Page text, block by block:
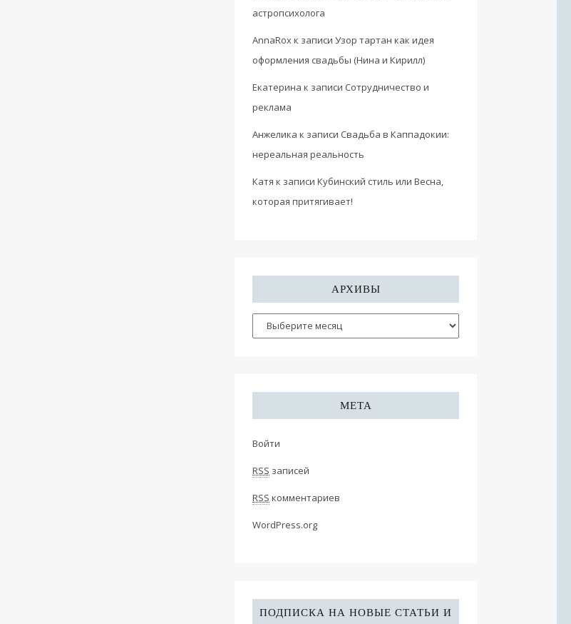
астропсихолога
AnnaRoxк записи Узор тартан как идея
оформления свадьбы (Нина и Кирилл)
Екатерина к записи Сотрудничество и
реклама
Анжелика к записи Свадьба в Каппадокии:
нереальная реальность
Катя к записи Кубинский стиль или Весна,
которая притягивает!
АРХИВЫ
МЕТА
Войти
RSS записей
RSS комментариев
WordPress.org
ПОДПИСКА НА НОВЫЕ СТАТЬИ И